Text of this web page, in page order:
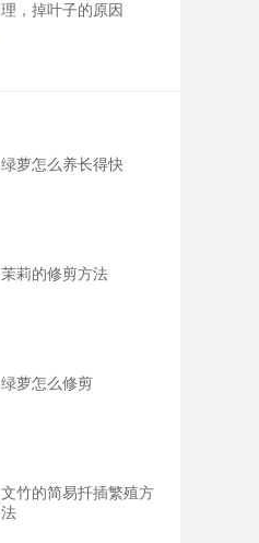
理，掉叶子的原因
绿萝怎么养长得快
茉莉的修剪方法
绿萝怎么修剪
文竹的简易扦插繁殖方
法